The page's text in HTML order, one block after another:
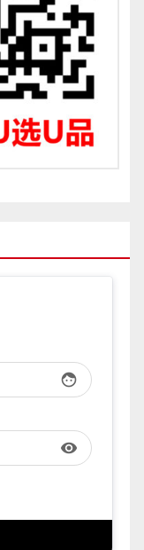
face
visibility